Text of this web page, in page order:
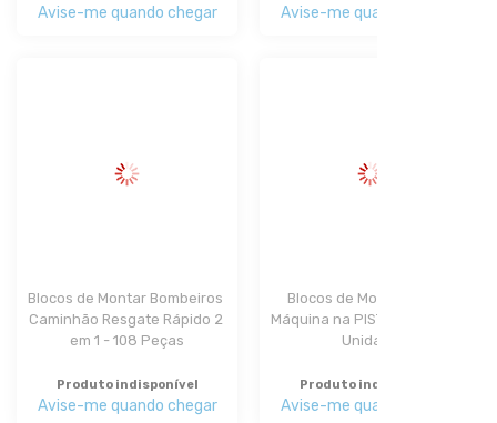
Avise-me quando chegar Avise-me quando chegar
Blocos de Montar Bombeiros
Caminhão Resgate Rápido 2
em 1 - 108 Peças
Produto indisponível
Avise-me quando chegar
Blocos de Montar Super
Máquina na PISTA Xalingo - 1
Unidade
Produto indisponível
Avise-me quando chegar